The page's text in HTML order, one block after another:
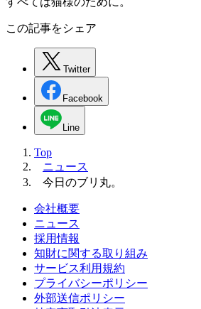
この記事をシェア
Twitter
Facebook
Line
Top
ニュース
今日のブリ丸。
会社概要
ニュース
採用情報
知財に関する取り組み
サービス利用規約
プライバシーポリシー
外部送信ポリシー